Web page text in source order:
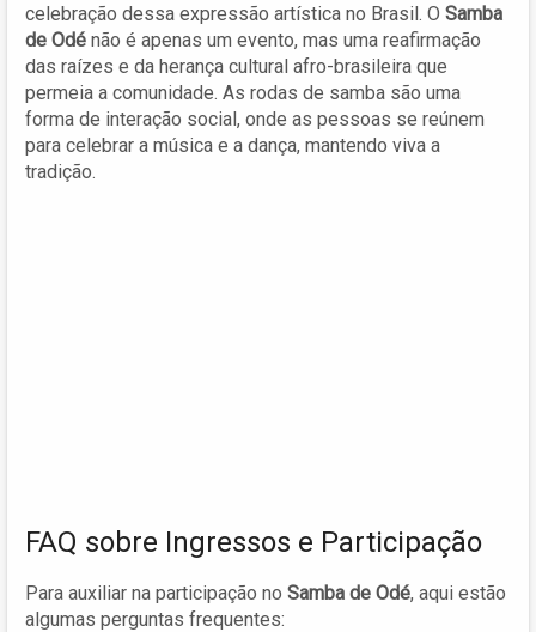
celebração dessa expressão artística no Brasil. O Samba
de Odé não é apenas um evento, mas uma reafirmação
das raízes e da herança cultural afro-brasileira que
permeia a comunidade. As rodas de samba são uma
forma de interação social, onde as pessoas se reúnem
para celebrar a música e a dança, mantendo viva a
tradição.
FAQ sobre Ingressos e Participação
Para auxiliar na participação no Samba de Odé, aqui estão
algumas perguntas frequentes: